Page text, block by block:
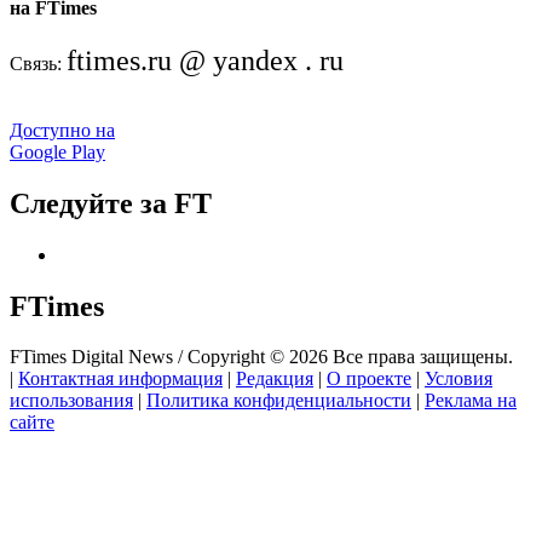
на FTimes
Связь: ftimes.ru @ yandex . ru
Доступно на
Google Play
Следуйте за FT
FTimes
FTimes Digital News / Copyright © 2026 Все права защищены.
Контактная информация Редакция О проекте
Условия
использования
Политика конфиденциальности
Реклама на
сайте